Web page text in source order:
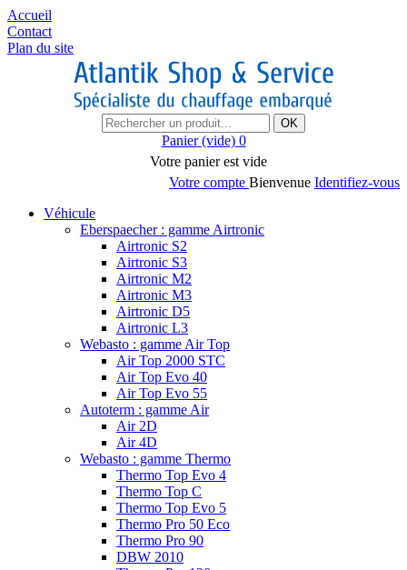
Accueil
Contact
Plan du site
OK
Panier (vide) 0
Votre panier est vide
Votre compte Bienvenue Identifiez-vous
Véhicule
Eberspaecher : gamme Airtronic
Airtronic S2
Airtronic S3
Airtronic M2
Airtronic M3
Airtronic D5
Airtronic L3
Webasto : gamme Air Top
Air Top 2000 STC
Air Top Evo 40
Air Top Evo 55
Autoterm : gamme Air
Air 2D
Air 4D
Webasto : gamme Thermo
Thermo Top Evo 4
Thermo Top C
Thermo Top Evo 5
Thermo Pro 50 Eco
Thermo Pro 90
DBW 2010